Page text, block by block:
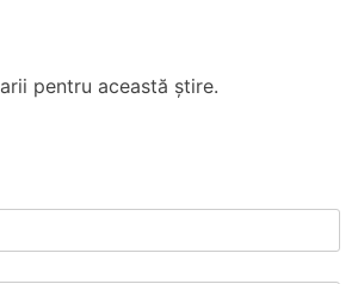
pentru această știre.